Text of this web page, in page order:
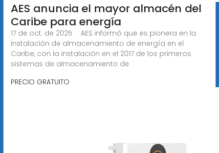
AES anuncia el mayor almacén del
Caribe para energía
17 de oct. de 2025 · AES informó que es pionera en la
instalación de almacenamiento de energía en el
Caribe, con la instalación en el 2017 de los primeros
sistemas de almacenamiento de
PRECIO GRATUITO